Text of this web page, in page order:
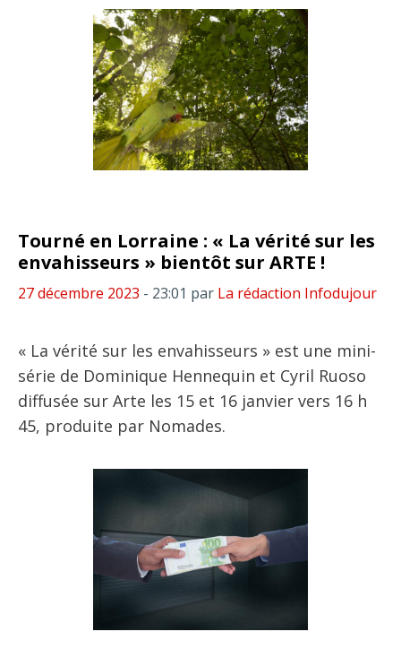
Tourné en Lorraine : « La vérité sur les
envahisseurs » bientôt sur ARTE !
27 décembre 2023 - 23:01 par La rédaction Infodujour
« La vérité sur les envahisseurs » est une mini-
série de Dominique Hennequin et Cyril Ruoso
diffusée sur Arte les 15 et 16 janvier vers 16 h
45, produite par Nomades.